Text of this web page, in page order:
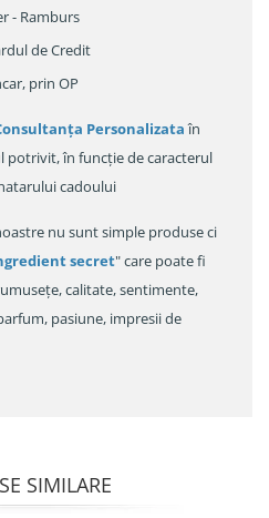
- Ramburs
de Credit
prin OP
Personalizataîn
potrivit, în funcție de caracterul
cadoului
nu sunt simple produse ci
secret" care poate fi
calitate, sentimente,
pasiune, impresii de
SIMILARE